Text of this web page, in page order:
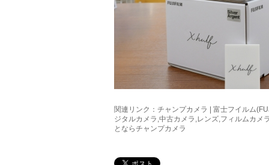
関連リンク： チャンプカメラ | 富士フイルム
ジタルカメラ,中古カメラ,レンズ,フィルムカメ
とならチャンプカメラ